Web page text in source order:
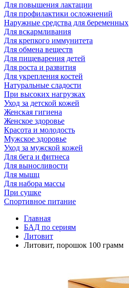
Для повышения лактации
Для профилактики осложнений
Наружные средства для беременных
Для вскармливания
Для крепкого иммунитета
Для обмена веществ
Для пищеварения детей
Для роста и развития
Для укрепления костей
Натуральные сладости
При высоких нагрузках
Уход за детской кожей
Женская гигиена
Женское здоровье
Красота и молодость
Мужское здоровье
Уход за мужской кожей
Для бега и фитнеса
Для выносливости
Для мышц
Для набора массы
При сушке
Спортивное питание
Главная
БАД по сериям
Литовит
Литовит, порошок 100 грамм